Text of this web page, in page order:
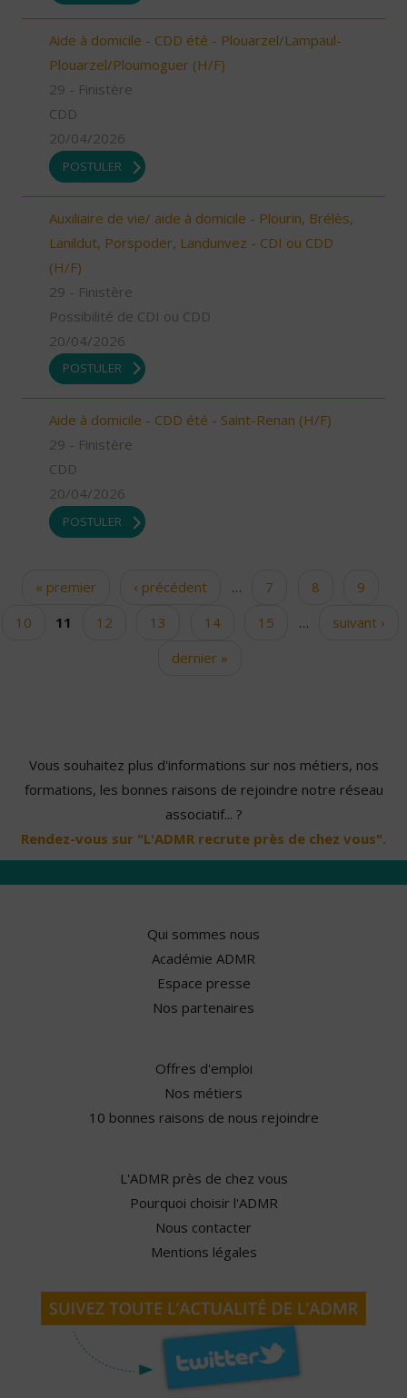
Aide à domicile - CDD été - Plouarzel/Lampaul-
Plouarzel/Ploumoguer (H/F)
29 - Finistère
CDD
20/04/2026
POSTULER
Auxiliaire de vie/ aide à domicile - Plourin, Brélès,
Lanildut, Porspoder, Landunvez - CDI ou CDD
(H/F)
29 - Finistère
Possibilité de CDI ou CDD
20/04/2026
POSTULER
Aide à domicile - CDD été - Saint-Renan (H/F)
29 - Finistère
CDD
20/04/2026
POSTULER
Pages« premier ‹ précédent … 7 8
9
10
11 12 13 14 15 …
suivant ›
dernier »
Vous souhaitez plus d'informations sur nos métiers, nos
formations, les bonnes raisons de rejoindre notre réseau
associatif... ?
Rendez-vous sur "L'ADMR recrute près de chez vous".
Qui sommes nous
Académie ADMR
Espace presse
Nos partenaires
Offres d'emploi
Nos métiers
10 bonnes raisons de nous rejoindre
L'ADMR près de chez vous
Pourquoi choisir l'ADMR
Nous contacter
Mentions légales